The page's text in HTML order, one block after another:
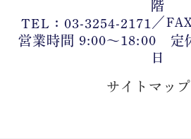
階
TEL：03-3254-2171 ／
営業時間 9:00〜18:00 定
日
サイトマップ